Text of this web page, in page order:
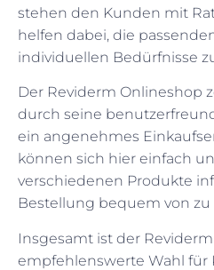
stehen den Kunden mit
helfen dabei, die
individuellen Bedürfnisse
Der Reviderm Onlineshop
durch seine
ein angenehmes
können sich hier einfach
verschiedenen Produkte
Bestellung bequem von zu
Insgesamt ist der
empfehlenswerte Wahl für